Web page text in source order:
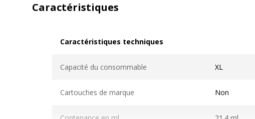
Caractéristiques
Caractéristiques techniques
Capacité du consommable XL
Cartouches de marque Non